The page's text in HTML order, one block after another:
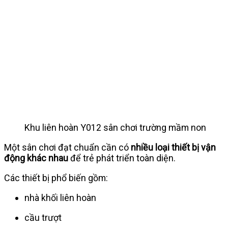
Khu liên hoàn Y012 sân chơi trường mầm non
Một sân chơi đạt chuẩn cần có nhiều loại thiết bị vận
động khác nhauđể trẻ phát triển toàn diện.
Các thiết bị phổ biến gồm:
nhà khối liên hoàn
cầu trượt